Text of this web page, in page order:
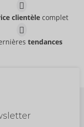
clientèle complet
tendances